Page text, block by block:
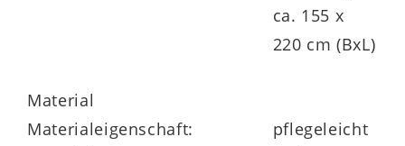
ca. 155 x
220 cm (BxL)
Material
Materialeigenschaft:
pflegeleicht